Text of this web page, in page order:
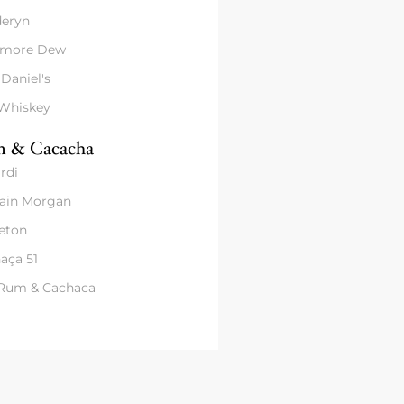
Dew
& Cacacha
Morgan
51
& Cachaca